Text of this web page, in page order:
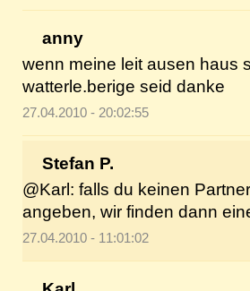
anny
wenn meine leit ausen haus
watterle.berige seid danke
27.04.2010 - 20:02:55
Stefan P.
@Karl: falls du keinen
angeben, wir finden dann
27.04.2010 - 11:01:02